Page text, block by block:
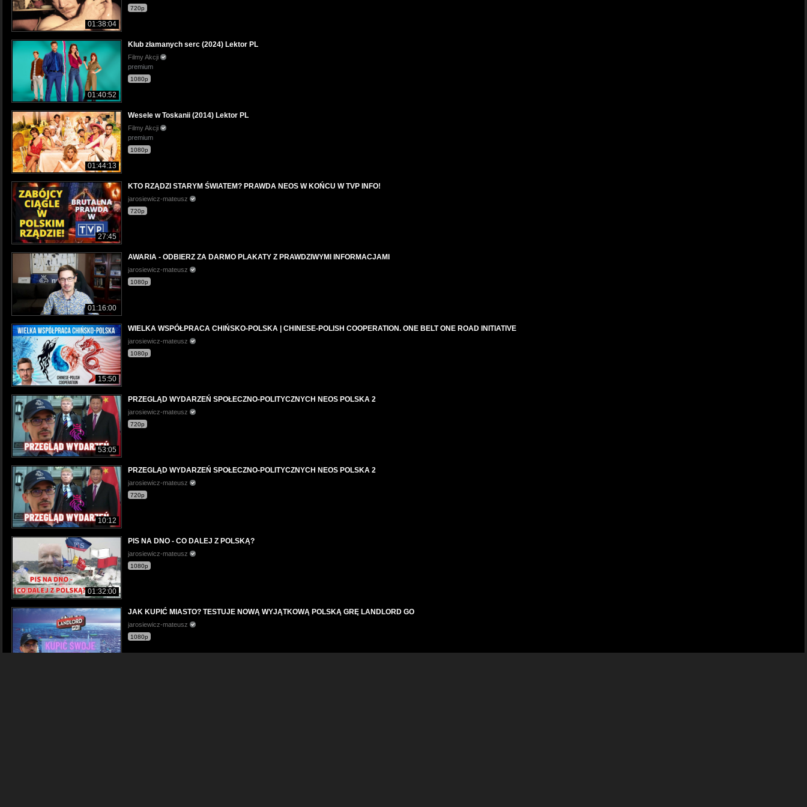
01:38:04
720p
01:40:52
Klub złamanych serc (2024) Lektor PL
Filmy Akcji
premium
1080p
01:44:13
Wesele w Toskanii (2014) Lektor PL
Filmy Akcji
premium
1080p
27:45
KTO RZĄDZI STARYM ŚWIATEM? PRAWDA NEOS W KOŃCU W TVP INFO!
jarosiewicz-mateusz
720p
01:16:00
AWARIA - ODBIERZ ZA DARMO PLAKATY Z PRAWDZIWYMI INFORMACJAMI
jarosiewicz-mateusz
1080p
15:50
WIELKA WSPÓŁPRACA CHIŃSKO-POLSKA | CHINESE-POLISH COOPERATION. ONE BELT ONE ROAD INITIATIVE
jarosiewicz-mateusz
1080p
53:05
PRZEGLĄD WYDARZEŃ SPOŁECZNO-POLITYCZNYCH NEOS POLSKA 2
jarosiewicz-mateusz
720p
10:12
PRZEGLĄD WYDARZEŃ SPOŁECZNO-POLITYCZNYCH NEOS POLSKA 2
jarosiewicz-mateusz
720p
01:32:00
PIS NA DNO - CO DALEJ Z POLSKĄ?
jarosiewicz-mateusz
1080p
JAK KUPIĆ MIASTO? TESTUJE NOWĄ WYJĄTKOWĄ POLSKĄ GRĘ LANDLORD GO
jarosiewicz-mateusz
1080p